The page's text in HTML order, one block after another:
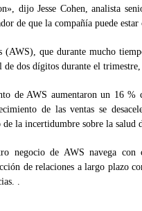
dijo Jesse Cohen, analista
de que la compañía puede
(AWS), que durante mucho
dos dígitos durante el
de AWS aumentaron un 16
de las ventas se
de la incertidumbre sobre la salud
negocio de AWS navega con
de relaciones a largo plazo
.